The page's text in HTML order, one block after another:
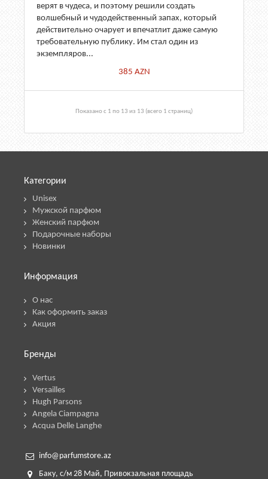
верят в чудеса, и поэтому решили создать
волшебный и чудодейственный запах, который
действительно очарует и впечатлит даже самую
требовательную публику. Им стал один из
экземпляров...
385 AZN
Показано с 1 по 13 из 13 (всего 1 страниц)
Категории
Unisex
Мужской парфюм
Женский парфюм
Подарочные наборы
Новинки
Информация
О нас
Как оформить заказ
Акция
Бренды
Vertus
Versailles
Hugh Parsons
Angela Ciampagna
Acqua Delle Langhe
info@parfumstore.az
Баку, с/м 28 Май, Привокзальная площадь